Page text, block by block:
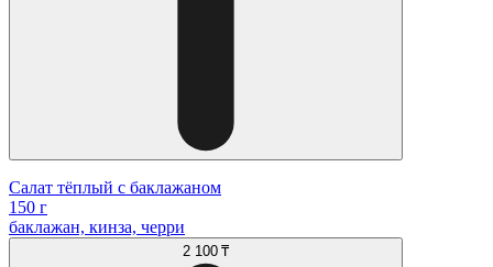
Салат тёплый с баклажаном
150 г
баклажан, кинза, черри
2 100 ₸